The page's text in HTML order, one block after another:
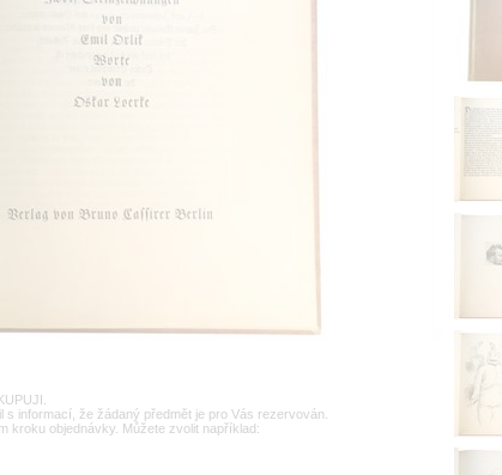
informací, že žádaný předmět je pro Vás rezervován.
kroku objednávky. Můžete zvolit například: